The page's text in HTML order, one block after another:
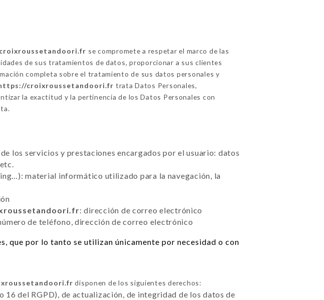
se compromete a respetar el marco de las
de sus tratamientos de datos, proporcionar a sus clientes
completa sobre el tratamiento de sus datos personales y
croixroussetandoori.fr trata Datos Personales,
la exactitud y la pertinencia de los Datos Personales con
los servicios y prestaciones encargados por el usuario: datos
material informático utilizado para la navegación, la
: dirección de correo electrónico
de teléfono, dirección de correo electrónico
que por lo tanto se utilizan únicamente por necesidad o con
disponen de los siguientes derechos:
del RGPD), de actualización, de integridad de los datos de